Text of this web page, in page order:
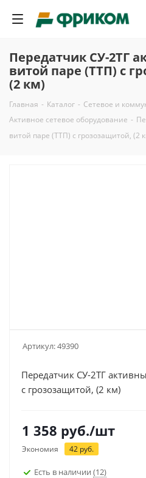
Передатчик СУ-2ТГ
витой паре (ТТП) с
(2 км)
Главная - Каталог - Сетевое и
Активное сетевое оборудование -
витой паре (ТТП) с грозозащитой, (2
Артикул:49390
Передатчик СУ-2ТГ
с грозозащитой, (2 км)
1 358 руб./шт
Экономия 42 руб.
Есть в наличии (12)